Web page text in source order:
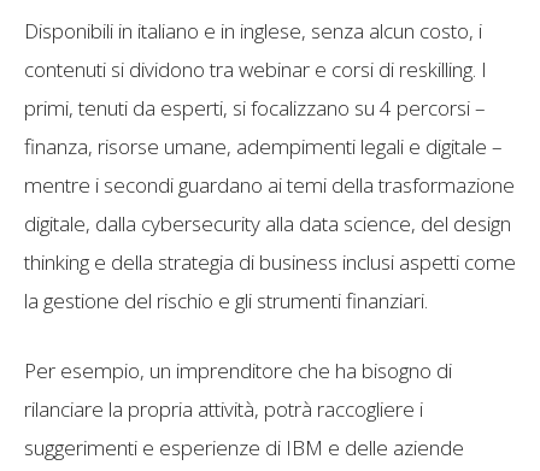
Disponibili in italiano e in inglese, senza alcun costo, i
contenuti si dividono tra webinar e corsi di reskilling. I
primi, tenuti da esperti, si focalizzano su 4 percorsi –
finanza, risorse umane, adempimenti legali e digitale –
mentre i secondi guardano ai temi della trasformazione
digitale, dalla cybersecurity alla data science, del design
thinking e della strategia di business inclusi aspetti come
la gestione del rischio e gli strumenti finanziari.
Per esempio, un imprenditore che ha bisogno di
rilanciare la propria attività, potrà raccogliere i
suggerimenti e esperienze di IBM e delle aziende